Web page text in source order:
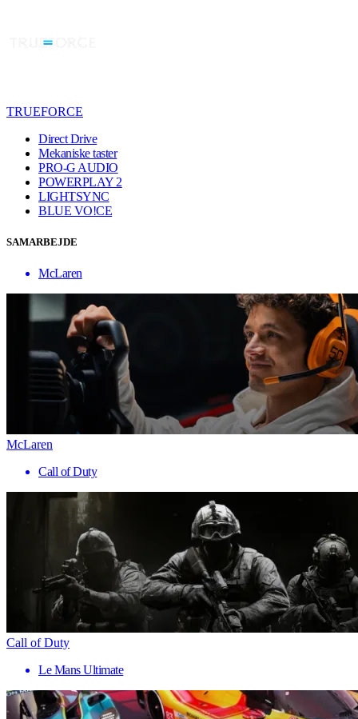
TRUEFORCE
Direct Drive
Mekaniske taster
PRO-G AUDIO
POWERPLAY 2
LIGHTSYNC
BLUE VO!CE
SAMARBEJDE
McLaren
McLaren
Call of Duty
Call of Duty
Le Mans Ultimate